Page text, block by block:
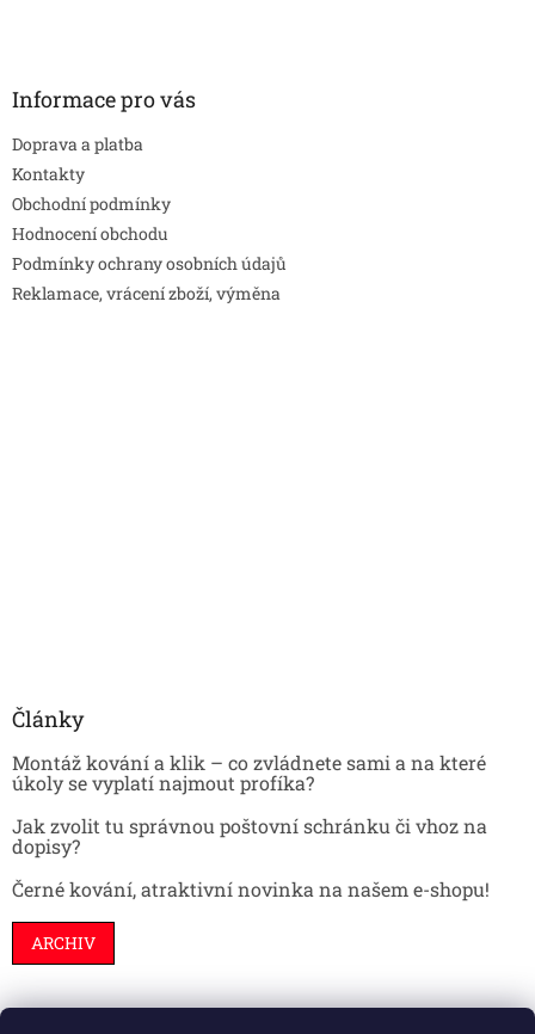
Informace pro vás
Doprava a platba
Kontakty
Obchodní podmínky
Hodnocení obchodu
Podmínky ochrany osobních údajů
Reklamace, vrácení zboží, výměna
Články
Montáž kování a klik – co zvládnete sami a na které
úkoly se vyplatí najmout profíka?
Jak zvolit tu správnou poštovní schránku či vhoz na
dopisy?
Černé kování, atraktivní novinka na našem e-shopu!
ARCHIV